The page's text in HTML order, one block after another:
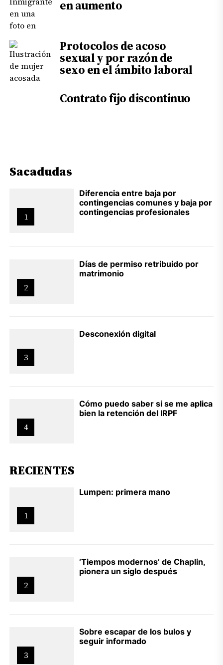
en aumento
Protocolos de acoso
sexual y por razón de
sexo en el ámbito laboral
Contrato fijo discontinuo
Sacadudas
1
Diferencia entre baja por
contingencias comunes y baja por
contingencias profesionales
2
Días de permiso retribuido por
matrimonio
3
Desconexión digital
4
Cómo puedo saber si se me aplica
bien la retención del IRPF
RECIENTES
1
Lumpen: primera mano
2
‘Tiempos modernos’ de Chaplin,
pionera un siglo después
3
Sobre escapar de los bulos y
seguir informado